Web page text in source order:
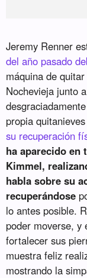
Jeremy Renner
del año pasado
máquina de
Nochevieja junto
propia
su recuperación
ha aparecido en
Kimmel,
habla sobre su
recuperándose
lo antes posible.
poder moverse, y
fortalecer sus
muestra feliz
mostrando la